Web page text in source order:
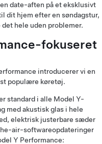
date-aften på et eksklusivt
dit hjem efter en søndagstur,
hele uden problemer.
fokuseret
introducerer vi en
populære køretøj.
standard i alle Model Y-
med akustisk glas i hele
elektrisk justerbare sæder
air-softwareopdateringer
Y Performance: